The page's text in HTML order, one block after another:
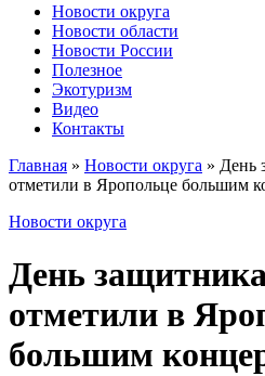
Новости округа
Новости области
Новости России
Полезное
Экотуризм
Видео
Контакты
Главная » Новости округа » День
отметили в Яропольце большим
Новости округа
День
отметили в
большим